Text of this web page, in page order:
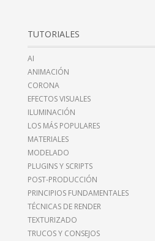
TUTORIALES
AI
ANIMACIÓN
CORONA
EFECTOS VISUALES
ILUMINACIÓN
LOS MÁS POPULARES
MATERIALES
MODELADO
PLUGINS Y SCRIPTS
POST-PRODUCCIÓN
PRINCIPIOS FUNDAMENTALES
TÉCNICAS DE RENDER
TEXTURIZADO
TRUCOS Y CONSEJOS